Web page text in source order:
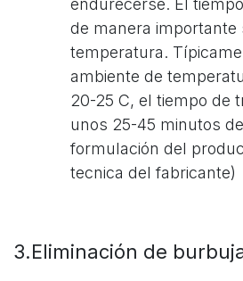
de manera importante
temperatura.
ambiente de
20-25 C, el tiempo de
unos 25-45 minutos
formulación del
tecnica del fabricante)
3.Eliminación de